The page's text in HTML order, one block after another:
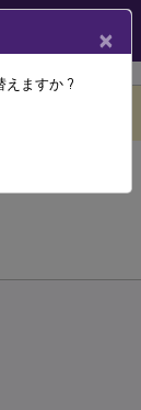
×
えますか ?